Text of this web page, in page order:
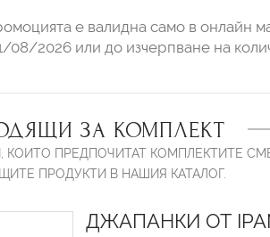
е валидна само в онлайн
08/2026 или до изчерпване на
ЗА КОМПЛЕКТ
КОИТО ПРЕДПОЧИТАТ КОМПЛЕКТИТЕ
ПРОДУКТИ В НАШИЯ КАТАЛОГ.
ДЖАПАНКИ ОТ